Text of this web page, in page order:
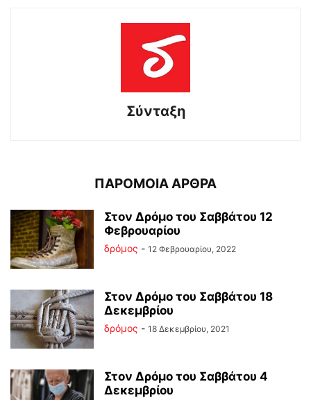
Σύνταξη
ΠΑΡΟΜΟΙΑ ΑΡΘΡΑ
Στον Δρόμο του Σαββάτου 12
Φεβρουαρίου
δρόμος - 12 Φεβρουαρίου, 2022
Στον Δρόμο του Σαββάτου 18
Δεκεμβρίου
δρόμος - 18 Δεκεμβρίου, 2021
Στον Δρόμο του Σαββάτου 4
Δεκεμβρίου